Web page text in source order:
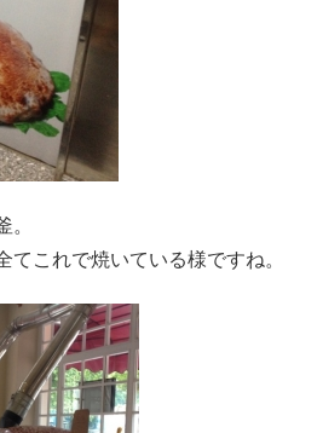
。
てこれで焼いている様ですね。